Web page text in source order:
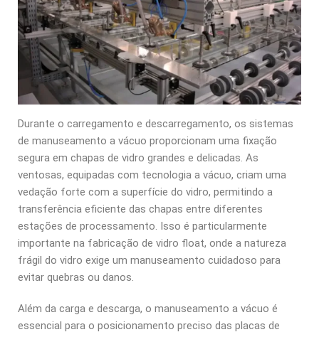
Durante o carregamento e descarregamento, os sistemas
de manuseamento a vácuo proporcionam uma fixação
segura em chapas de vidro grandes e delicadas. As
ventosas, equipadas com tecnologia a vácuo, criam uma
vedação forte com a superfície do vidro, permitindo a
transferência eficiente das chapas entre diferentes
estações de processamento. Isso é particularmente
importante na fabricação de vidro float, onde a natureza
frágil do vidro exige um manuseamento cuidadoso para
evitar quebras ou danos.
Além da carga e descarga, o manuseamento a vácuo é
essencial para o posicionamento preciso das placas de